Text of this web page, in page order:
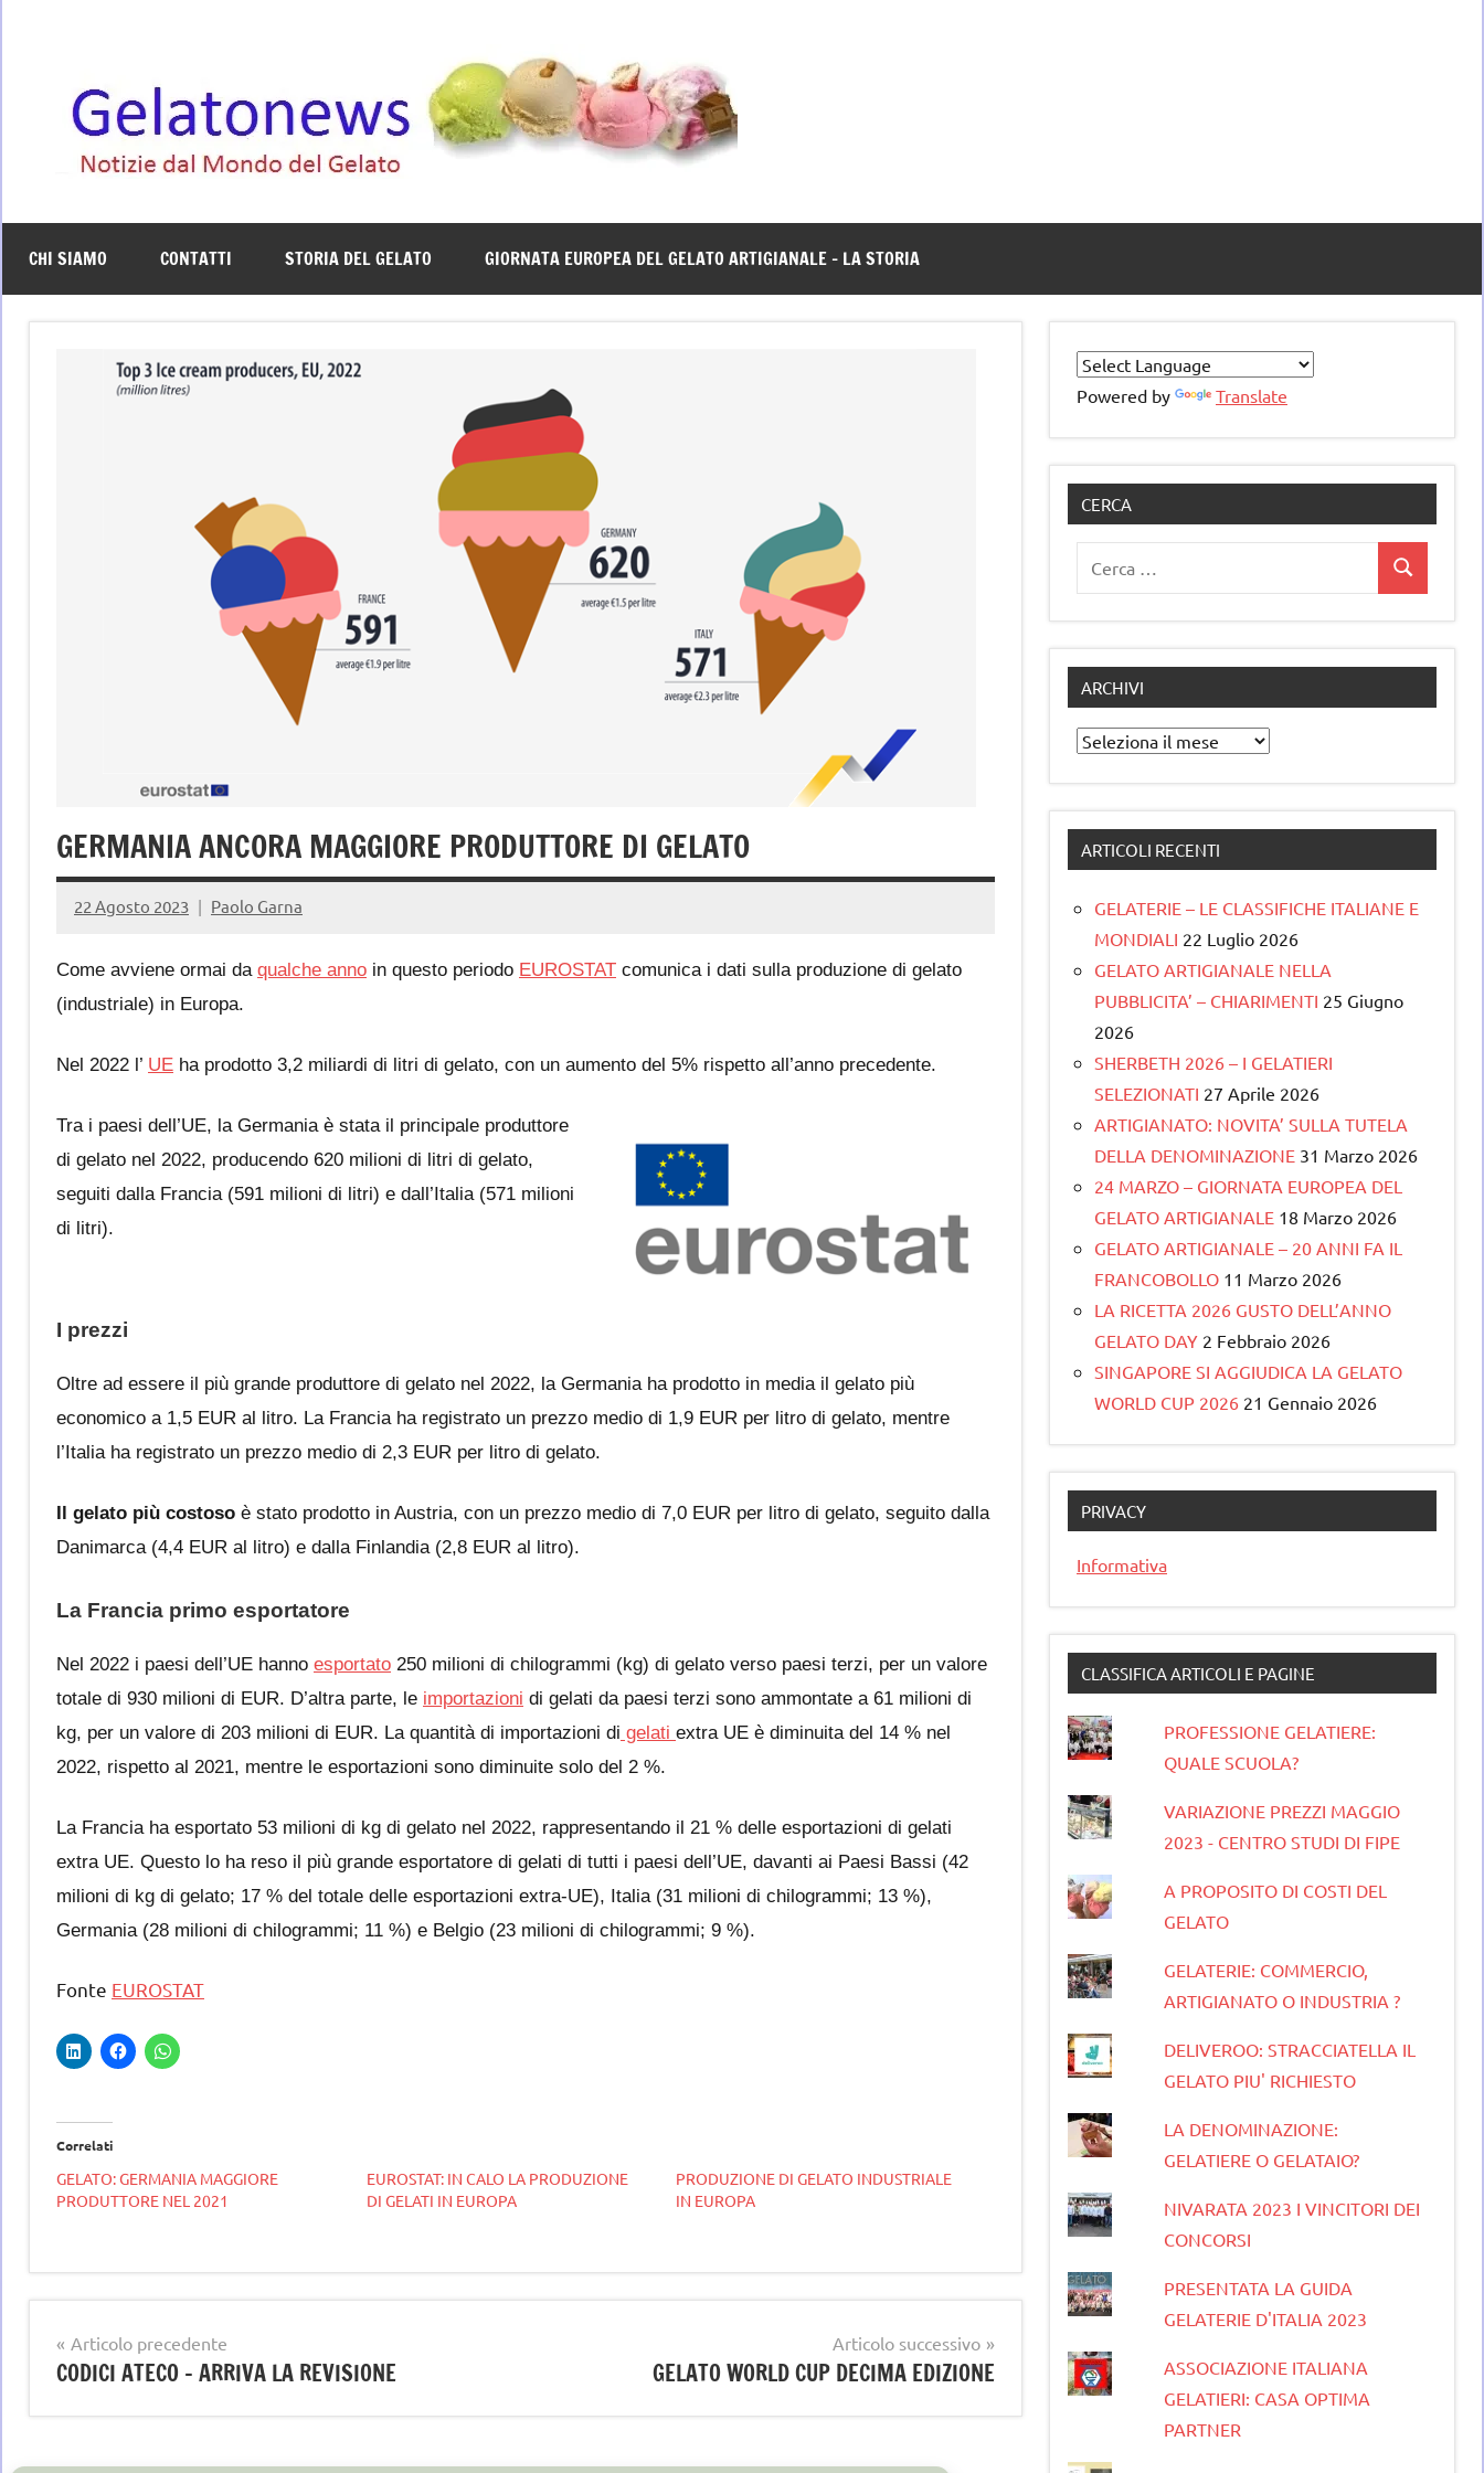
artigianale
CHI SIAMO CONTATTI STORIA DEL GELATO GIORNATA EUROPEA DEL GELATO ARTIGIANALE – LA STORIA
GERMANIA ANCORA MAGGIORE PRODUTTORE DI GELATO
22 Agosto 2023 Paolo Garna
Come avviene ormai da qualche anno in questo periodo EUROSTAT comunica i dati sulla produzione di gelato
(industriale) in Europa.
Nel 2022 l’ UE ha prodotto 3,2 miliardi di litri di gelato, con un aumento del 5% rispetto all’anno precedente.
Tra i paesi dell’UE, la Germania è stata il principale produttore
di gelato nel 2022, producendo 620 milioni di litri di gelato,
seguiti dalla Francia (591 milioni di litri) e dall’Italia (571 milioni
di litri).
I prezzi
Oltre ad essere il più grande produttore di gelato nel 2022, la Germania ha prodotto in media il gelato più
economico a 1,5 EUR al litro. La Francia ha registrato un prezzo medio di 1,9 EUR per litro di gelato, mentre
l’Italia ha registrato un prezzo medio di 2,3 EUR per litro di gelato.
Il gelato più costoso è stato prodotto in Austria, con un prezzo medio di 7,0 EUR per litro di gelato, seguito dalla
Danimarca (4,4 EUR al litro) e dalla Finlandia (2,8 EUR al litro).
La Francia primo esportatore
Nel 2022 i paesi dell’UE hanno esportato 250 milioni di chilogrammi (kg) di gelato verso paesi terzi, per un valore
totale di 930 milioni di EUR. D’altra parte, le importazioni di gelati da paesi terzi sono ammontate a 61 milioni di
kg, per un valore di 203 milioni di EUR. La quantità di importazioni di gelati extra UE è diminuita del 14 % nel
2022, rispetto al 2021, mentre le esportazioni sono diminuite solo del 2 %.
La Francia ha esportato 53 milioni di kg di gelato nel 2022, rappresentando il 21 % delle esportazioni di gelati
extra UE. Questo lo ha reso il più grande esportatore di gelati di tutti i paesi dell’UE, davanti ai Paesi Bassi (42
milioni di kg di gelato; 17 % del totale delle esportazioni extra-UE), Italia (31 milioni di chilogrammi; 13 %),
Germania (28 milioni di chilogrammi; 11 %) e Belgio (23 milioni di chilogrammi; 9 %).
Fonte EUROSTAT
Correlati
GELATO: GERMANIA MAGGIORE
PRODUTTORE NEL 2021
EUROSTAT: IN CALO LA PRODUZIONE
DI GELATI IN EUROPA
PRODUZIONE DI GELATO INDUSTRIALE
IN EUROPA
news
Navigazione
articoli
Articolo precedente
CODICI ATECO – ARRIVA LA REVISIONE
Articolo successivo
GELATO WORLD CUP DECIMA EDIZIONE
Powered by Translate
CERCA
Cerca
ARCHIVI
Archivi
ARTICOLI RECENTI
GELATERIE – LE CLASSIFICHE ITALIANE E
MONDIALI 22 Luglio 2026
GELATO ARTIGIANALE NELLA
PUBBLICITA’ – CHIARIMENTI 25 Giugno
2026
SHERBETH 2026 – I GELATIERI
SELEZIONATI 27 Aprile 2026
ARTIGIANATO: NOVITA’ SULLA TUTELA
DELLA DENOMINAZIONE 31 Marzo 2026
24 MARZO – GIORNATA EUROPEA DEL
GELATO ARTIGIANALE 18 Marzo 2026
GELATO ARTIGIANALE – 20 ANNI FA IL
FRANCOBOLLO 11 Marzo 2026
LA RICETTA 2026 GUSTO DELL’ANNO
GELATO DAY 2 Febbraio 2026
SINGAPORE SI AGGIUDICA LA GELATO
WORLD CUP 2026 21 Gennaio 2026
PRIVACY
Informativa
CLASSIFICA ARTICOLI E PAGINE
PROFESSIONE GELATIERE:
QUALE SCUOLA?
VARIAZIONE PREZZI MAGGIO
2023 - CENTRO STUDI DI FIPE
A PROPOSITO DI COSTI DEL
GELATO
GELATERIE: COMMERCIO,
ARTIGIANATO O INDUSTRIA ?
DELIVEROO: STRACCIATELLA IL
GELATO PIU' RICHIESTO
LA DENOMINAZIONE:
GELATIERE O GELATAIO?
NIVARATA 2023 I VINCITORI DEI
CONCORSI
PRESENTATA LA GUIDA
GELATERIE D'ITALIA 2023
ASSOCIAZIONE ITALIANA
GELATIERI: CASA OPTIMA
PARTNER